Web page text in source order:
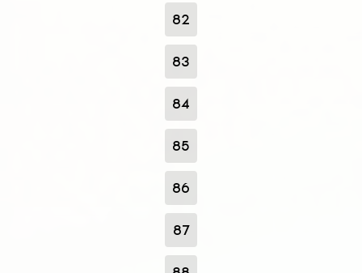
82
83
84
85
86
87